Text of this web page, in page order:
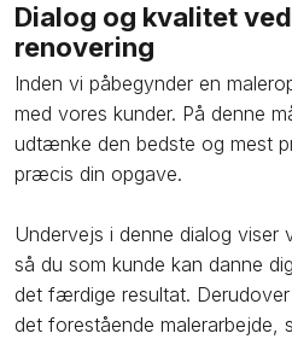
Dialog og kvalitet
renovering
Inden vi påbegynder en
med vores kunder. På denne
udtænke den bedste og mest
præcis din opgave.
Undervejs i denne dialog viser
så du som kunde kan danne
det færdige resultat.
det forestående malerarbejde,